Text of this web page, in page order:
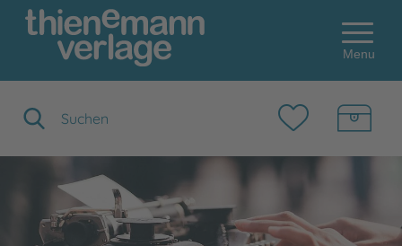
Menu